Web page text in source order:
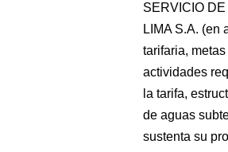
SERVICIO
LIMA S.A. (en
tarifaria,
actividades
la tarifa,
de aguas
sustenta su